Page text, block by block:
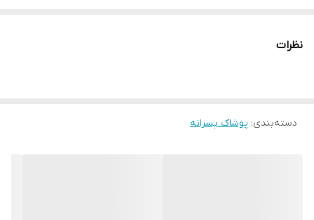
نظرات
دسته‌بندی: پوشاک پسرانه